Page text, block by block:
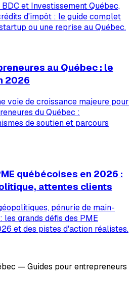
et Investissement Québec,
d'impôt : le guide complet
ou une reprise au Québec.
au Québec : le
2026
voie de croissance majeure pour
du Québec :
de soutien et parcours
québécoises en 2026 :
attentes clients
pénurie de main-
grands défis des PME
et des pistes d'action réalistes.
— Guides pour entrepreneurs